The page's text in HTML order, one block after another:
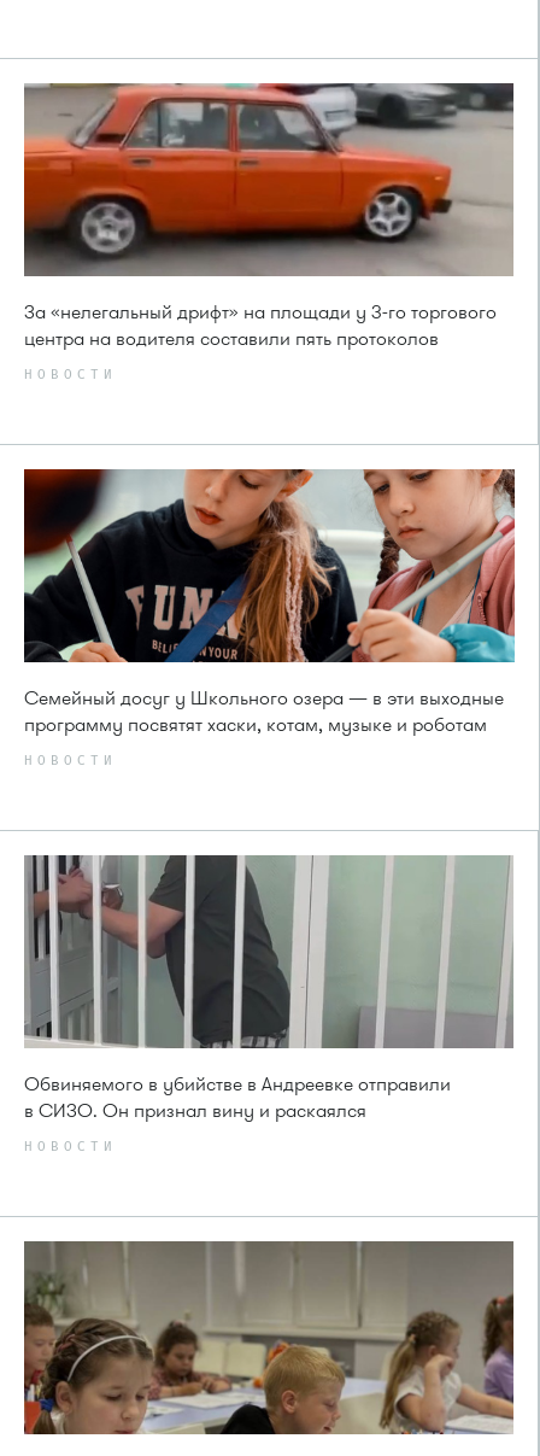
За «нелегальный дрифт» на площади у 3-го торгового
центра на водителя составили пять протоколов
НОВОСТИ
Семейный досуг у Школьного озера — в эти выходные
программу посвятят хаски, котам, музыке и роботам
НОВОСТИ
Обвиняемого в убийстве в Андреевке отправили
в СИЗО. Он признал вину и раскаялся
НОВОСТИ